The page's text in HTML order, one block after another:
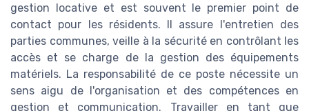
gestion locative et est souvent le premier point de
contact pour les résidents. Il assure l'entretien des
parties communes, veille à la sécurité en contrôlant les
accès et se charge de la gestion des équipements
matériels. La responsabilité de ce poste nécessite un
sens aigu de l'organisation et des compétences en
gestion et communication. Travailler en tant que